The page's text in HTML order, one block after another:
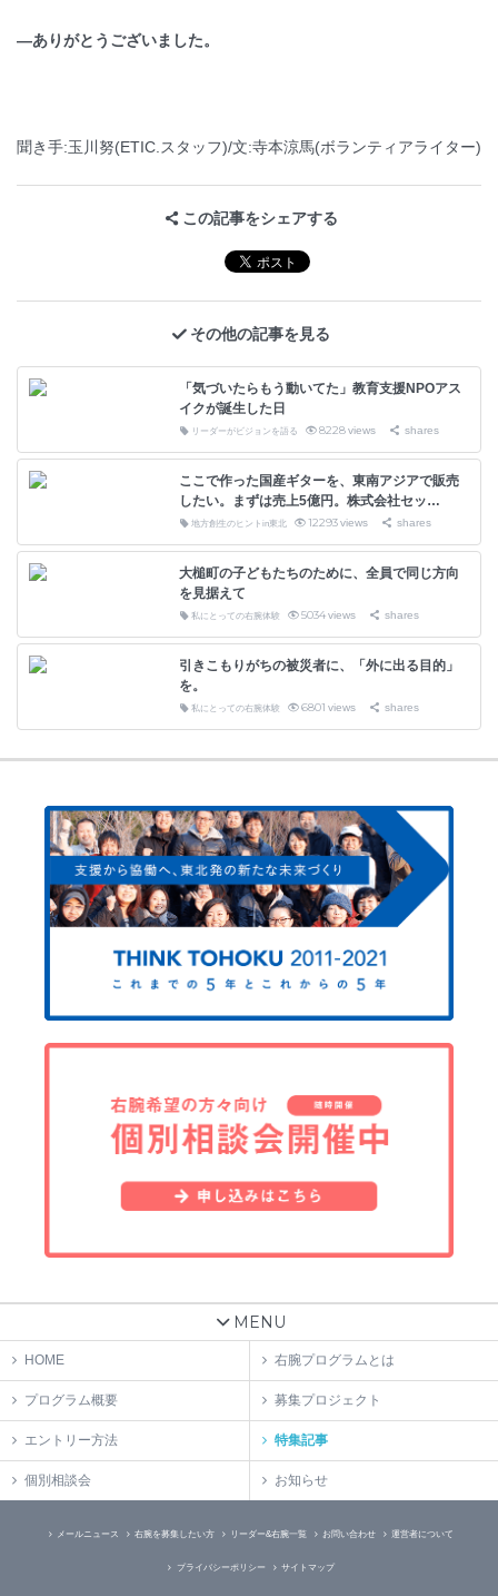
―ありがとうございました。
聞き手:玉川努(ETIC.スタッフ)/文:寺本涼馬(ボランティアライター)
この記事をシェアする
その他の記事を見る
「気づいたらもう動いてた」教育支援NPOアス
イクが誕生した日
リーダーがビジョンを語る 8228views shares
ここで作った国産ギターを、東南アジアで販売
したい。まずは売上5億円。株式会社セッ…
地方創生のヒントin東北 12293views shares
大槌町の子どもたちのために、全員で同じ方向
を見据えて
私にとっての右腕体験 5034views shares
引きこもりがちの被災者に、「外に出る目的」
を。
私にとっての右腕体験 6801 views shares
MENU
HOME 右腕プログラムとは
プログラム概要 募集プロジェクト
エントリー方法 特集記事
個別相談会 お知らせ
メールニュース 右腕を募集したい方 リーダー&右腕一覧 お問い合わせ 運営者について
プライバシーポリシー サイトマップ